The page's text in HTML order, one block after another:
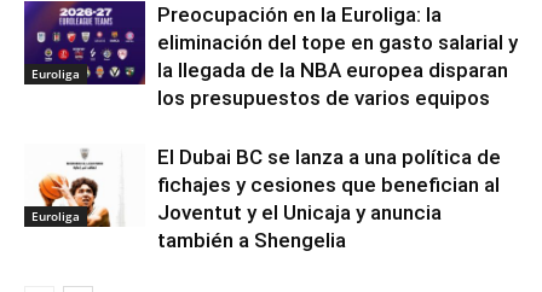
Euroliga
Preocupación en la Euroliga: la
eliminación del tope en gasto salarial y
la llegada de la NBA europea disparan
los presupuestos de varios equipos
Euroliga
El Dubai BC se lanza a una política de
fichajes y cesiones que benefician al
Joventut y el Unicaja y anuncia
también a Shengelia